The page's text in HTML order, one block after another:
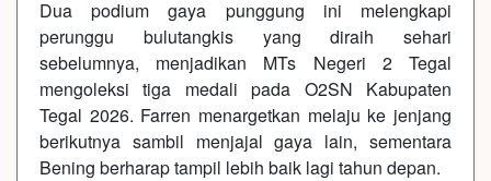
Dua podium gaya punggung ini melengkapi
perunggu bulutangkis yang diraih sehari
sebelumnya, menjadikan MTs Negeri 2 Tegal
mengoleksi tiga medali pada O2SN Kabupaten
Tegal 2026. Farren menargetkan melaju ke jenjang
berikutnya sambil menjajal gaya lain, sementara
Bening berharap tampil lebih baik lagi tahun depan.